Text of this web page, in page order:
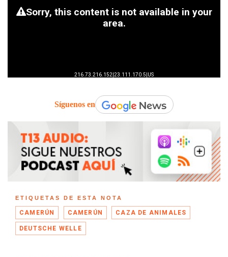
Síguenos en
ETIQUETAS DE ESTA NOTA
CAMERÚN CAMERÚN CAZA DE ANIMALES
DEUTSCHE WELLE